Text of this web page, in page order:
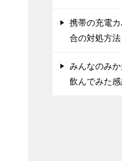
携帯の充電
合の対処方法
みんなのみ
飲んでみた感